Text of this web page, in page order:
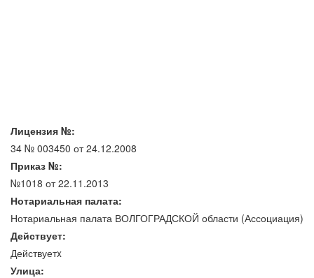
Лицензия №:
34 № 003450 от 24.12.2008
Приказ №:
№1018 от 22.11.2013
Нотариальная палата:
Нотариальная палата ВОЛГОГРАДСКОЙ области (Ассоциация)
Действует:
Действуетx
Улица: